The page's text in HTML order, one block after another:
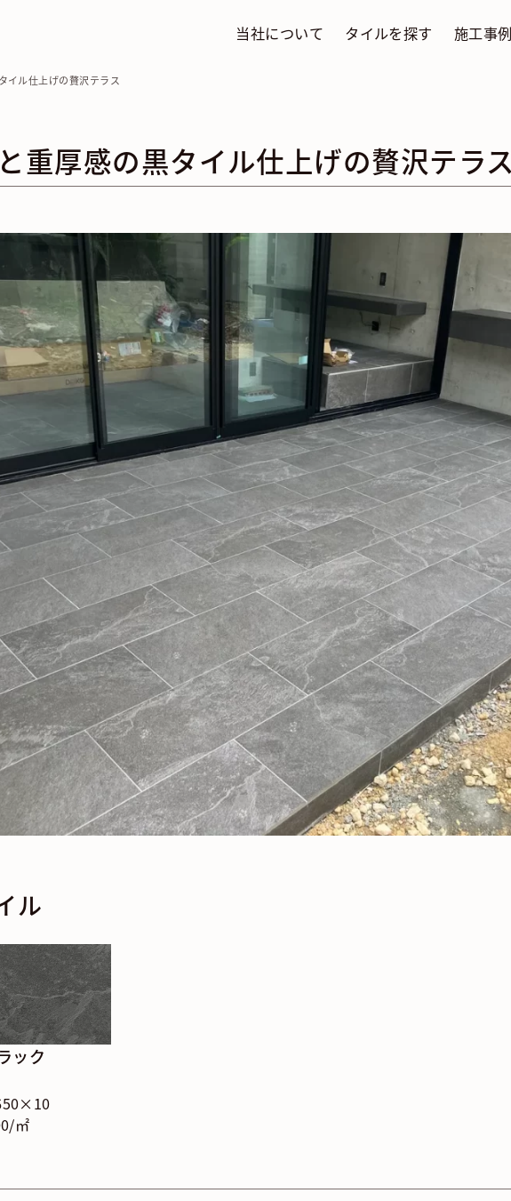
当社について タイルを探す 施工事例
イル仕上げの贅沢テラス
重厚感の黒タイル仕上げの贅沢テラス
ル
ック
㎡